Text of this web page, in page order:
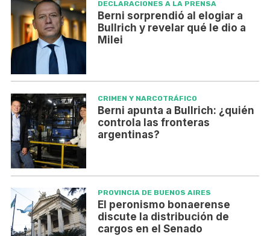
DECLARACIONES A LA PRENSA
Berni sorprendió al elogiar a
Bullrich y revelar qué le dio a
Milei
CRIMEN Y NARCOTRÁFICO
Berni apunta a Bullrich: ¿quién
controla las fronteras
argentinas?
PROVINCIA DE BUENOS AIRES
El peronismo bonaerense
discute la distribución de
cargos en el Senado